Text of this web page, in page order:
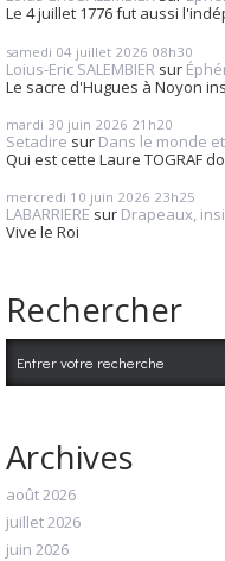
Le 4 juillet 1776 fut aussi
samedi 04 juillet 2026 08h30
Loius-Eric SALEMBIER sur
Le sacre d'Hugues à Noyon
mardi 30 juin 2026 21h20
Setadire sur Dans le monde
Qui est cette Laure TOGRAF
mercredi 10 juin 2026 23h25
LABARRIERE sur Drapeaux,
Vive le Roi
Rechercher
Archives
août 2026
juillet 2026
juin 2026